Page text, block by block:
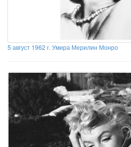
5 август 1962 г. Умира Мерилин Монро